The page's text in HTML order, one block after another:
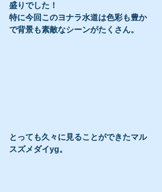
盛りでした！
特に今回このヨナラ水道は色彩も豊か
で背景も素敵なシーンがたくさん。
とっても久々に見ることができたマル
スズメダイyg。